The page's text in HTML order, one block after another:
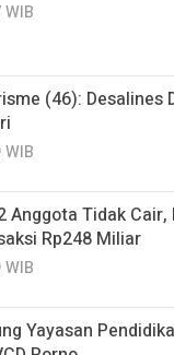
(46): Desalines
Anggota Tidak
Rp248 Miliar
Yayasan